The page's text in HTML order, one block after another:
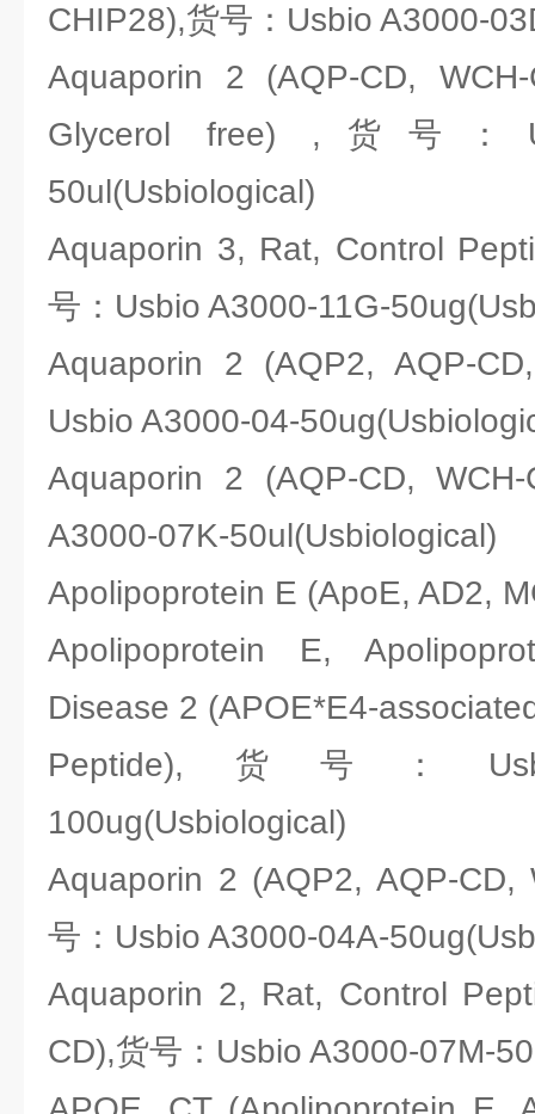
CHIP28),货号：Usbio A3000-
Aquaporin 2 (AQP-CD,
Glycerol free) ,货号：
50ul(Usbiological)
Aquaporin 3, Rat, Control
号：Usbio A3000-11G-
Aquaporin 2 (AQP2, AQP-
Usbio A3000-04-
Aquaporin 2 (AQP-CD,
A3000-07K-50ul(Usbiological)
Apolipoprotein E (ApoE, AD2,
Apolipoprotein E,
Disease 2 (APOE*E4-
Peptide),货号：
100ug(Usbiological)
Aquaporin 2 (AQP2, AQP-CD,
号：Usbio A3000-04A-
Aquaporin 2, Rat, Control
CD),货号：Usbio A3000-07M-